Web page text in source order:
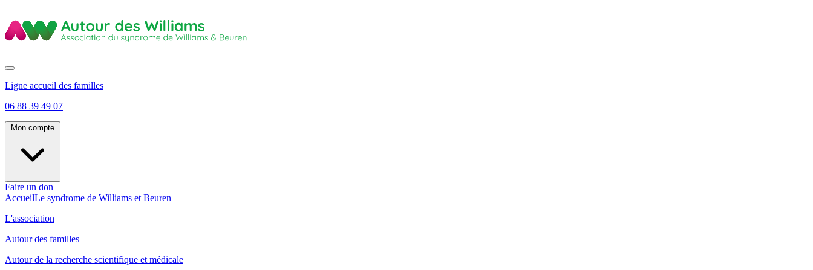
Ligne accueil des familles
06 88 39 49 07
Faire un don
AccueilLe syndrome de Williams et Beuren
L'association
Autour des familles
Autour de la recherche scientifique et médicale